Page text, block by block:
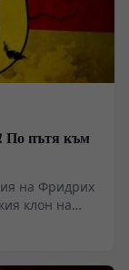
По пътя към
на Фридрих
клон на